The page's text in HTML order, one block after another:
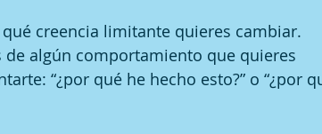
creencia limitante quieres cambiar.
algún comportamiento que quieres
“¿por qué he hecho esto?” o “¿por